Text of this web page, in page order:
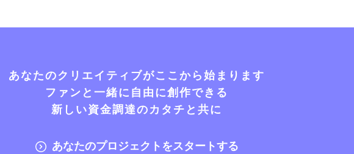
あなたのクリエイティブがここから始まります
ファンと一緒に自由に創作できる
新しい資金調達のカタチと共に
あなたのプロジェクトをスタートする